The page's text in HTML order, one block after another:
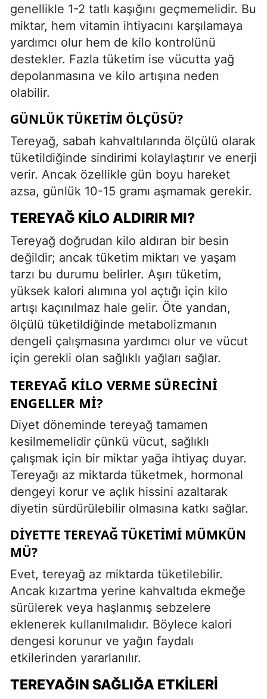
genellikle 1-2 tatlı kaşığını geçmemelidir. Bu
miktar, hem vitamin ihtiyacını karşılamaya
yardımcı olur hem de kilo kontrolünü
destekler. Fazla tüketim ise vücutta yağ
depolanmasına ve kilo artışına neden
olabilir.
GÜNLÜK TÜKETIM ÖLÇÜSÜ?
Tereyağ, sabah kahvaltılarında ölçülü olarak
tüketildiğinde sindirimi kolaylaştırır ve enerji
verir. Ancak özellikle gün boyu hareket
azsa, günlük 10-15 gramı aşmamak gerekir.
TEREYAĞ KILO ALDIRIR MI?
Tereyağ doğrudan kilo aldıran bir besin
değildir; ancak tüketim miktarı ve yaşam
tarzı bu durumu belirler. Aşırı tüketim,
yüksek kalori alımına yol açtığı için kilo
artışı kaçınılmaz hale gelir. Öte yandan,
ölçülü tüketildiğinde metabolizmanın
dengeli çalışmasına yardımcı olur ve vücut
için gerekli olan sağlıklı yağları sağlar.
TEREYAĞ KILO VERME SÜRECINI
ENGELLER MI?
Diyet döneminde tereyağ tamamen
kesilmemelidir çünkü vücut, sağlıklı
çalışmak için bir miktar yağa ihtiyaç duyar.
Tereyağı az miktarda tüketmek, hormonal
dengeyi korur ve açlık hissini azaltarak
diyetin sürdürülebilir olmasına katkı sağlar.
DIYETTE TEREYAĞ TÜKETIMI MÜMKÜN
MÜ?
Evet, tereyağ az miktarda tüketilebilir.
Ancak kızartma yerine kahvaltıda ekmeğe
sürülerek veya haşlanmış sebzelere
eklenerek kullanılmalıdır. Böylece kalori
dengesi korunur ve yağın faydalı
etkilerinden yararlanılır.
TEREYAĞIN SAĞLIĞA ETKILERI